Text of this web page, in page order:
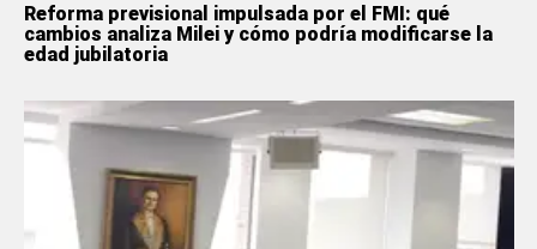
Reforma previsional impulsada por el FMI: qué
cambios analiza Milei y cómo podría modificarse la
edad jubilatoria